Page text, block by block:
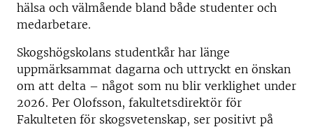
hälsa och välmående bland både studenter och
medarbetare.
Skogshögskolans studentkår har länge
uppmärksammat dagarna och uttryckt en önskan
om att delta – något som nu blir verklighet under
2026. Per Olofsson, fakultetsdirektör för
Fakulteten för skogsvetenskap, ser positivt på